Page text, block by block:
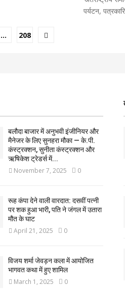
पर्यटन,
… 208
बलौदा बाजार में अनुभवी इंजीनियर और
मैनेजर के लिए सुनहरा मौका — के.पी.
कंस्ट्रक्शन, सुनीता कंस्ट्रक्शन और
ऋषिकेश ट्रेडर्स में...
November 7, 2025 0
रूह कंपा देने वाली वारदात: दसवीं पत्नी
पर शक हुआ भारी, पति ने जंगल में उतारा
मौत के घाट
April 21, 2025 0
विजय शर्मा जेवड़न कला में आयोजित
भागवत कथा में हुए शामिल
March 1, 2025 0